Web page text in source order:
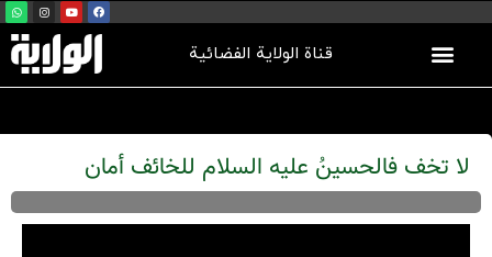
قناة الولاية الفضائية
لا تخف فالحسينُ عليه السلام للخائف أمان